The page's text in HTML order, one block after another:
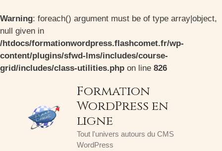
Warning: foreach() argument must be of type array|object,
null given in
/htdocs/formationwordpress.flashcomet.fr/wp-
content/plugins/sfwd-lms/includes/course-
grid/includes/class-utilities.php on line 826
Formation
WordPress en
ligne
Tout l'univers autours du CMS
WordPress